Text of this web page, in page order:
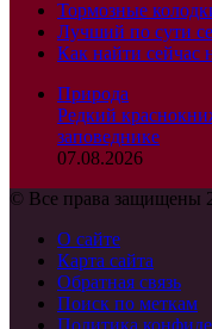
Тормозные
Лучший по сути
Как найти сейчас
Природа
Редкий
заповеднике
07.08.2026
© Все права защищены
О сайте
Карта сайта
Обратная связь
Поиск по меткам